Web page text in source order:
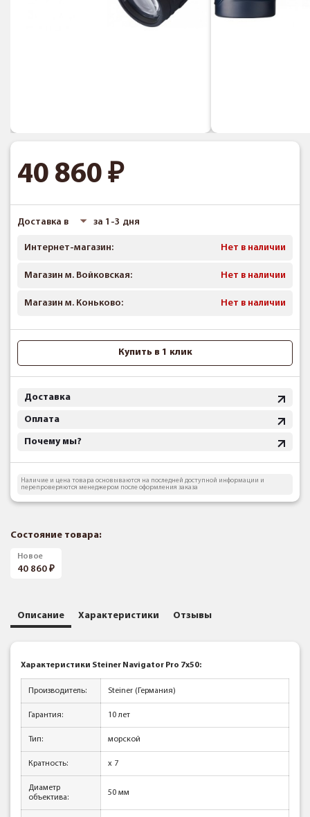
40 860
Доставка в за 1-3 дня
Интернет-магазин: Нет в наличии
Магазин м. Войковская: Нет в наличии
Магазин м. Коньково: Нет в наличии
Купить в 1 клик
Доставка
Оплата
Почему мы?
Наличие и цена товара основываются на последней доступной информации и
перепроверяются менеджером после оформления заказа
Состояние товара:
Новое
40 860
Описание Характеристики Отзывы
Характеристики Steiner Navigator Pro 7x50:
Производитель: Steiner (Германия)
Гарантия: 10 лет
Тип: морской
Кратность: x 7
Диаметр
объектива:
50 мм